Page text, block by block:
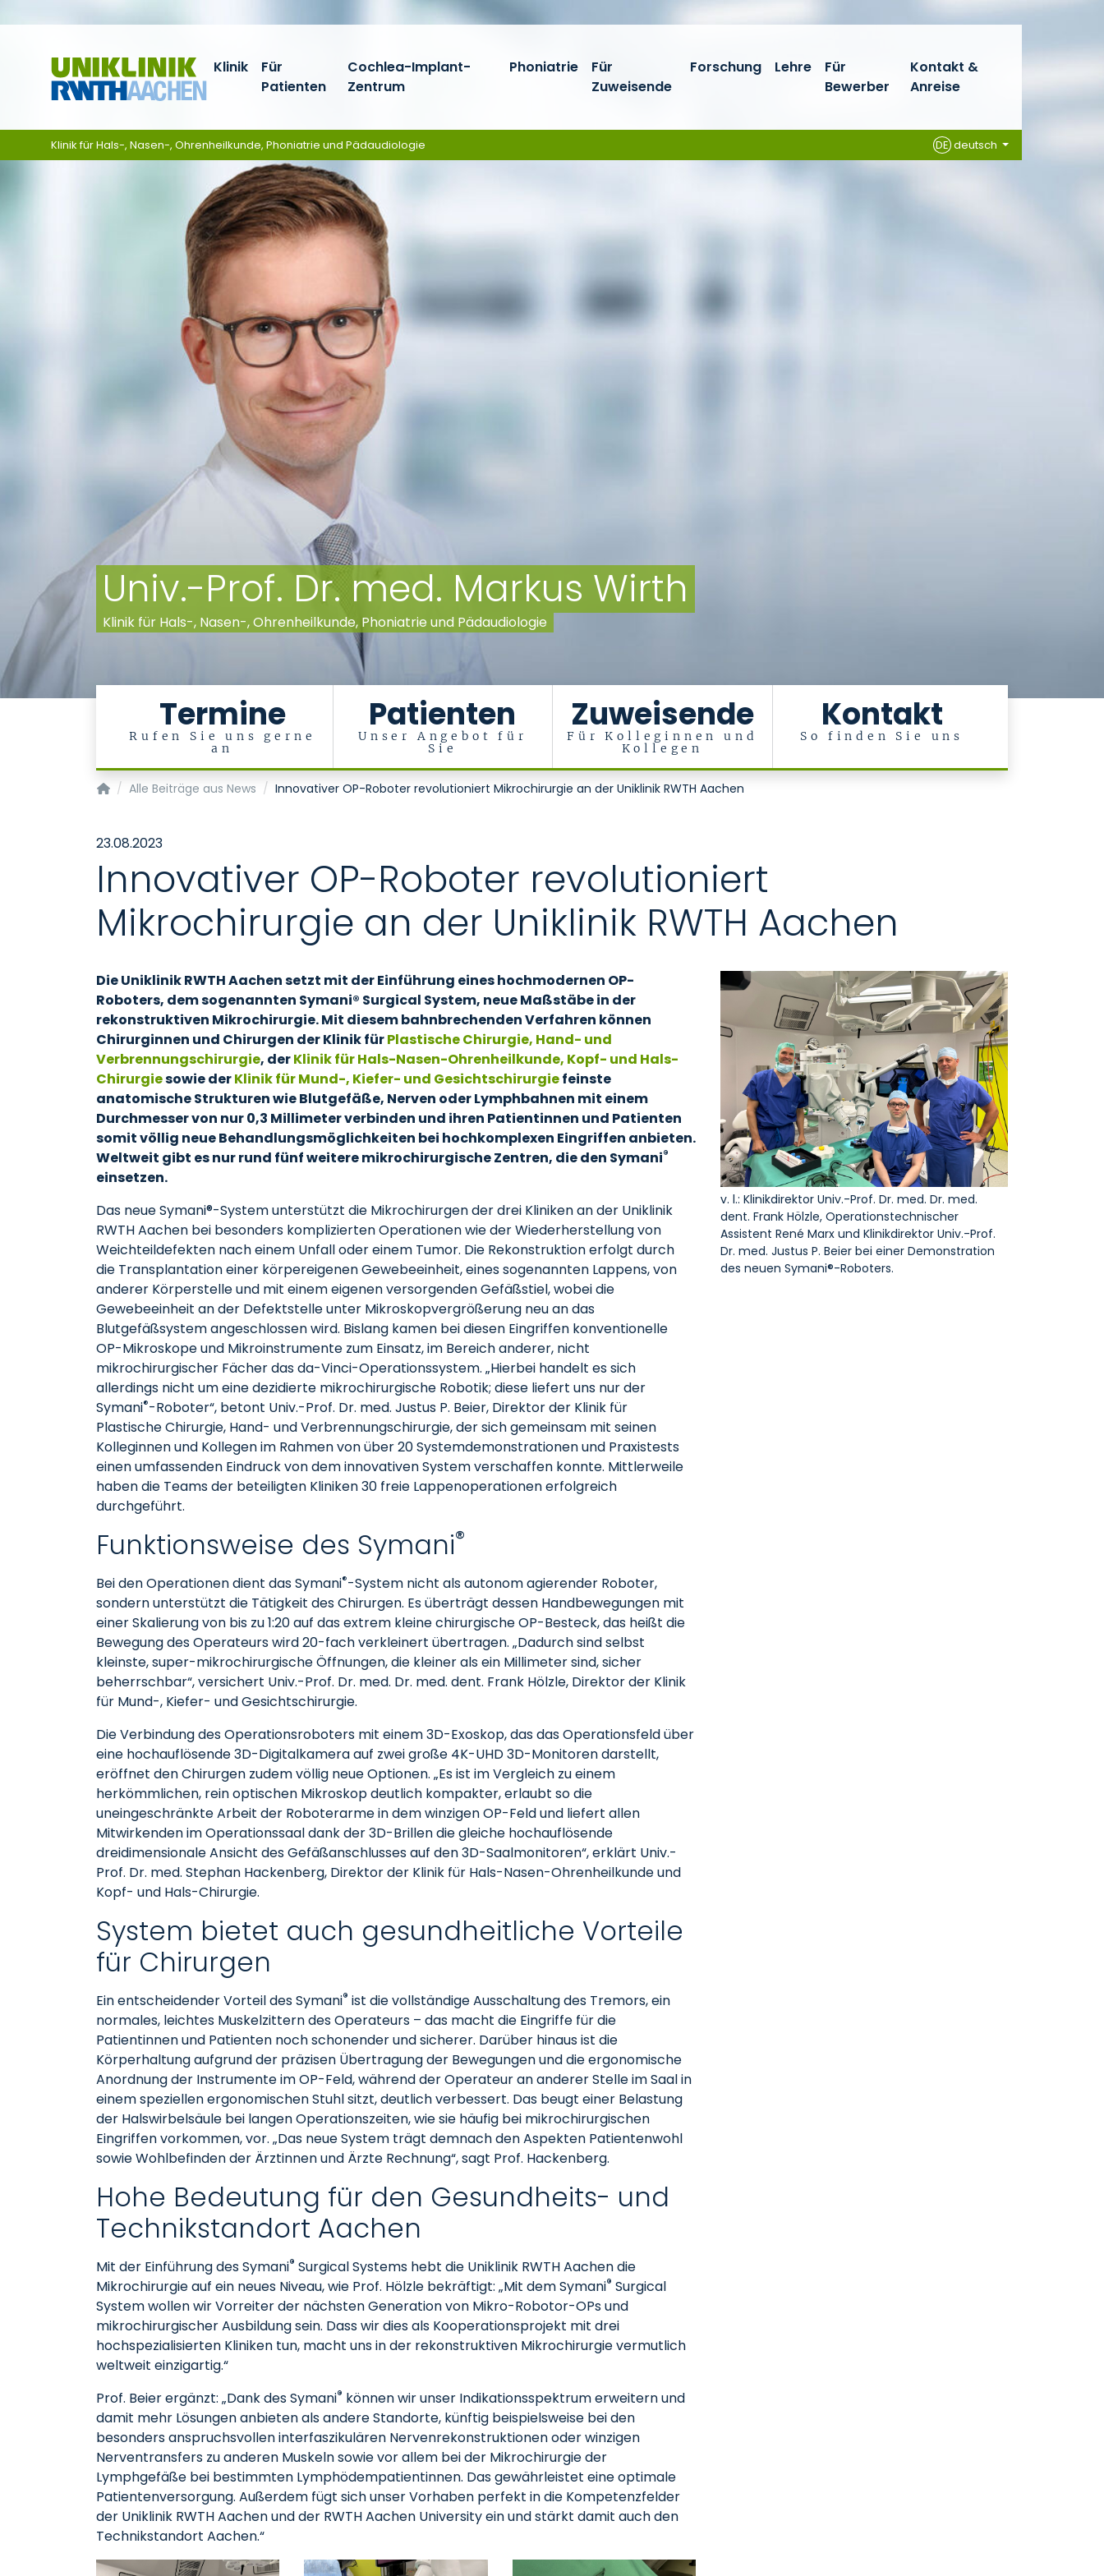
Univ.-Prof. Dr. med. Markus Wirth
Klinik für Hals-, Nasen-, Ohrenheilkunde, Phoniatrie und Pädaudiologie
Termine
Rufen Sie uns gerne
an
Patienten
Unser Angebot für
Sie
Zuweisende
Für Kolleginnen und
Kollegen
Kontakt
So finden Sie uns
Klinik
Für
Patienten
Cochlea-Implant-
Zentrum
Phoniatrie
Für
Zuweisende
Forschung Lehre
Für
Bewerber
Kontakt &
Anreise
Klinik für Hals-, Nasen-, Ohrenheilkunde, Phoniatrie und Pädaudiologie DEdeutsch
Klinik für Hals-, Nasen-, Ohrenheilkunde, Phoniatrie und Pädaudiologie
Alle Beiträge aus News Innovativer OP-Roboter revolutioniert Mikrochirurgie an der Uniklinik RWTH Aachen
23.08.2023
Innovativer OP-Roboter revolutioniert
Mikrochirurgie an der Uniklinik RWTH Aachen
Die Uniklinik RWTH Aachen setzt mit der Einführung eines hochmodernen OP-
Roboters, dem sogenannten Symani® Surgical System, neue Maßstäbe in der
rekonstruktiven Mikrochirurgie. Mit diesem bahnbrechenden Verfahren können
Chirurginnen und Chirurgen der Klinik fürPlastische Chirurgie, Hand- und
Verbrennungschirurgie, derKlinik für Hals-Nasen-Ohrenheilkunde, Kopf- und Hals-
Chirurgiesowie derKlinik für Mund-, Kiefer- und Gesichtschirurgiefeinste
anatomische Strukturen wie Blutgefäße, Nerven oder Lymphbahnen mit einem
Durchmesser von nur 0,3 Millimeter verbinden und ihren Patientinnen und Patienten
somit völlig neue Behandlungsmöglichkeiten bei hochkomplexen Eingriffen anbieten.
Weltweit gibt es nur rund fünf weitere mikrochirurgische Zentren, die den Symani®
einsetzen.
Das neue Symani®-System unterstützt die Mikrochirurgen der drei Kliniken an der Uniklinik
RWTH Aachen bei besonders komplizierten Operationen wie der Wiederherstellung von
Weichteildefekten nach einem Unfall oder einem Tumor. Die Rekonstruktion erfolgt durch
die Transplantation einer körpereigenen Gewebeeinheit, eines sogenannten Lappens, von
anderer Körperstelle und mit einem eigenen versorgenden Gefäßstiel, wobei die
Gewebeeinheit an der Defektstelle unter Mikroskopvergrößerung neu an das
Blutgefäßsystem angeschlossen wird. Bislang kamen bei diesen Eingriffen konventionelle
OP-Mikroskope und Mikroinstrumente zum Einsatz, im Bereich anderer, nicht
mikrochirurgischer Fächer das da-Vinci-Operationssystem. „Hierbei handelt es sich
allerdings nicht um eine dezidierte mikrochirurgische Robotik; diese liefert uns nur der
Symani®-Roboter“, betont Univ.-Prof. Dr. med. Justus P. Beier, Direktor der Klinik für
Plastische Chirurgie, Hand- und Verbrennungschirurgie, der sich gemeinsam mit seinen
Kolleginnen und Kollegen im Rahmen von über 20 Systemdemonstrationen und Praxistests
einen umfassenden Eindruck von dem innovativen System verschaffen konnte. Mittlerweile
haben die Teams der beteiligten Kliniken 30 freie Lappenoperationen erfolgreich
durchgeführt.
Funktionsweise des Symani®
Bei den Operationen dient das Symani®-System nicht als autonom agierender Roboter,
sondern unterstützt die Tätigkeit des Chirurgen. Es überträgt dessen Handbewegungen mit
einer Skalierung von bis zu 1:20 auf das extrem kleine chirurgische OP-Besteck, das heißt die
Bewegung des Operateurs wird 20-fach verkleinert übertragen. „Dadurch sind selbst
kleinste, super-mikrochirurgische Öffnungen, die kleiner als ein Millimeter sind, sicher
beherrschbar“, versichert Univ.-Prof. Dr. med. Dr. med. dent. Frank Hölzle, Direktor der Klinik
für Mund-, Kiefer- und Gesichtschirurgie.
Die Verbindung des Operationsroboters mit einem 3D-Exoskop, das das Operationsfeld über
eine hochauflösende 3D-Digitalkamera auf zwei große 4K-UHD 3D-Monitoren darstellt,
eröffnet den Chirurgen zudem völlig neue Optionen. „Es ist im Vergleich zu einem
herkömmlichen, rein optischen Mikroskop deutlich kompakter, erlaubt so die
uneingeschränkte Arbeit der Roboterarme in dem winzigen OP-Feld und liefert allen
Mitwirkenden im Operationssaal dank der 3D-Brillen die gleiche hochauflösende
dreidimensionale Ansicht des Gefäßanschlusses auf den 3D-Saalmonitoren“, erklärt Univ.-
Prof. Dr. med. Stephan Hackenberg, Direktor der Klinik für Hals-Nasen-Ohrenheilkunde und
Kopf- und Hals-Chirurgie.
System bietet auch gesundheitliche Vorteile
für Chirurgen
Ein entscheidender Vorteil des Symani® ist die vollständige Ausschaltung des Tremors, ein
normales, leichtes Muskelzittern des Operateurs – das macht die Eingriffe für die
Patientinnen und Patienten noch schonender und sicherer. Darüber hinaus ist die
Körperhaltung aufgrund der präzisen Übertragung der Bewegungen und die ergonomische
Anordnung der Instrumente im OP-Feld, während der Operateur an anderer Stelle im Saal in
einem speziellen ergonomischen Stuhl sitzt, deutlich verbessert. Das beugt einer Belastung
der Halswirbelsäule bei langen Operationszeiten, wie sie häufig bei mikrochirurgischen
Eingriffen vorkommen, vor. „Das neue System trägt demnach den Aspekten Patientenwohl
sowie Wohlbefinden der Ärztinnen und Ärzte Rechnung“, sagt Prof. Hackenberg.
Hohe Bedeutung für den Gesundheits- und
Technikstandort Aachen
Mit der Einführung des Symani® Surgical Systems hebt die Uniklinik RWTH Aachen die
Mikrochirurgie auf ein neues Niveau, wie Prof. Hölzle bekräftigt: „Mit dem Symani® Surgical
System wollen wir Vorreiter der nächsten Generation von Mikro-Robotor-OPs und
mikrochirurgischer Ausbildung sein. Dass wir dies als Kooperationsprojekt mit drei
hochspezialisierten Kliniken tun, macht uns in der rekonstruktiven Mikrochirurgie vermutlich
weltweit einzigartig.“
Prof. Beier ergänzt: „Dank des Symani® können wir unser Indikationsspektrum erweitern und
damit mehr Lösungen anbieten als andere Standorte, künftig beispielsweise bei den
besonders anspruchsvollen interfaszikulären Nervenrekonstruktionen oder winzigen
Nerventransfers zu anderen Muskeln sowie vor allem bei der Mikrochirurgie der
Lymphgefäße bei bestimmten Lymphödempatientinnen. Das gewährleistet eine optimale
Patientenversorgung. Außerdem fügt sich unser Vorhaben perfekt in die Kompetenzfelder
der Uniklinik RWTH Aachen und der RWTH Aachen University ein und stärkt damit auch den
Technikstandort Aachen.“
v. l.: Klinikdirektor Univ.-Prof. Dr. med. Dr. med.
dent. Frank Hölzle, Operationstechnischer
Assistent René Marx und Klinikdirektor Univ.-Prof.
Dr. med. Justus P. Beier bei einer Demonstration
des neuen Symani®-Roboters.